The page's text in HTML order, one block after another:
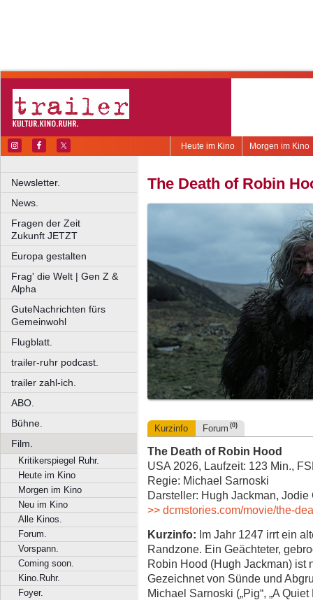
Morgen im Kino
Heute im Kino
Newsletter.
News.
Fragen der Zeit
Zukunft JETZT
Europa gestalten
Frag' die Welt | Gen Z &
Alpha
GuteNachrichten fürs
Gemeinwohl
Flugblatt.
trailer-ruhr podcast.
trailer zahl-ich.
ABO.
Bühne.
Film.
Kritikerspiegel Ruhr.
Heute im Kino
Morgen im Kino
Neu im Kino
Alle Kinos.
Forum.
Vorspann.
Coming soon.
Kino.Ruhr.
Foyer.
The Death of Robin
Kurzinfo Forum (0)
The Death of Robin Hood
USA 2026, Laufzeit: 123 Min.,
Regie: Michael Sarnoski
Darsteller: Hugh Jackman,
>> dcmstories.com/movie/the-
Kurzinfo: Im Jahr 1247 irrt ein
Randzone. Ein Geächteter,
Robin Hood (Hugh Jackman) ist
Gezeichnet von Sünde und
Michael Sarnoski („Pig“, „A